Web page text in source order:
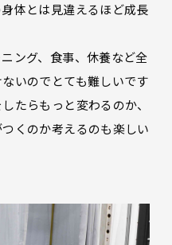
体とは見違えるほど成長
ング、食事、休養など全
いのでとても難しいです
たらもっと変わるのか、
くのか考えるのも楽しい